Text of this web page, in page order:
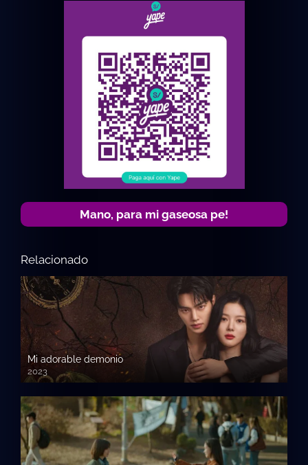
Mano, para mi gaseosa pe!
Relacionado
Mi adorable demonio
2023